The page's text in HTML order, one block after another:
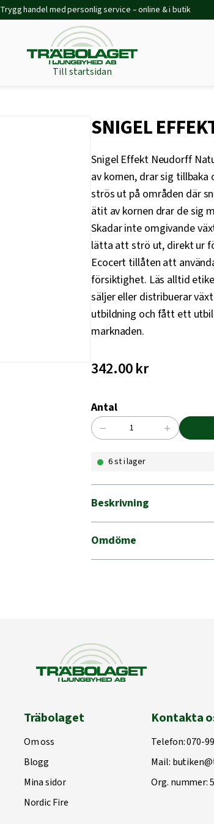
Trygg handel med personlig service – online & i butik
Till startsidan
SNIGEL
Snigel Effekt Neudorff
av kornen, drar sig
strös ut på områden där
ätit av kornen drar de sig
Skadar inte omgivande
lätta att strö ut, direkt ur
Ecocert tillåten att
försiktighet. Läs alltid
säljer eller distribuerar
utbildning och fått ett
marknaden.
342.00kr
Antal
SNIGEL
1000G
− +
6 st i lager
Beskrivning
Omdöme
Träbolaget
Om oss
Blogg
Mina sidor
Nordic Fire
Kontakta
Telefon:070-
Mail:
Org. nummer: